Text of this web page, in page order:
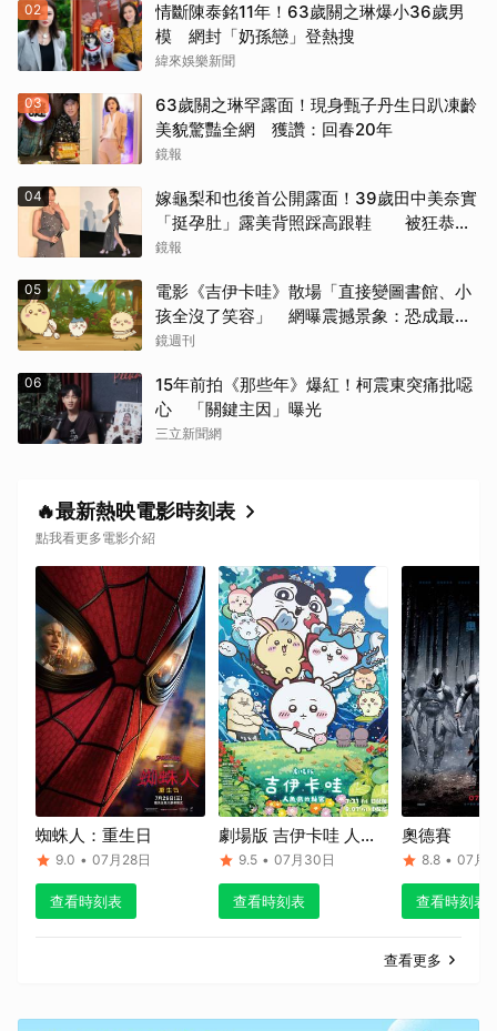
《震盪效應》(2015)
《網住愛情》（2004）
其他（歡迎貼文分享）
02
情斷陳泰銘11年！63歲關之琳爆小36歲男
模 網封「奶孫戀」登熱搜
緯來娛樂新聞
03
63歲關之琳罕露面！現身甄子丹生日趴凍齡
美貌驚豔全網 獲讚：回春20年
鏡報
04
嫁龜梨和也後首公開露面！39歲田中美奈實
「挺孕肚」露美背照踩高跟鞋 被狂恭喜
甜笑：謝謝大家
鏡報
05
電影《吉伊卡哇》散場「直接變圖書館、小
孩全沒了笑容」 網曝震撼景象：恐成最新
童年陰影
鏡週刊
06
15年前拍《那些年》爆紅！柯震東突痛批噁
心 「關鍵主因」曝光
三立新聞網
🔥最新熱映電影時刻表
點我看更多電影介紹
蜘蛛人：重生日
9.0 • 07月28日
查看時刻表
劇場版 吉伊卡哇 人魚
島的秘密
9.5 • 07月30日
查看時刻表
奧德賽
8.8 • 07月
查看時刻表
查看更多